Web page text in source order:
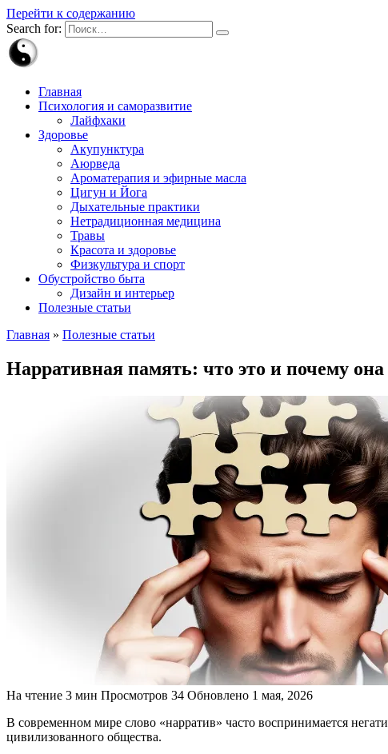
Перейти к содержанию
Search for:
Главная
Психология и саморазвитие
Лайфхаки
Здоровье
Акупунктура
Аюрведа
Ароматерапия и эфирные масла
Цигун и Йога
Дыхательные практики
Нетрадиционная медицина
Травы
Красота и здоровье
Физкультура и спорт
Обустройство быта
Дизайн и интерьер
Полезные статьи
Главная » Полезные статьи
Нарративная память: что это и почему
На чтение 3 мин Просмотров 34 Обновлено 1 мая, 2026
В современном мире слово «нарратив» часто воспринимается
цивилизованного общества.